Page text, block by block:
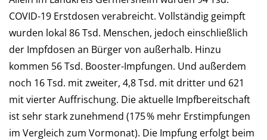
COVID-19 Erst­dosen verabreicht. Voll­stän­dig ge­impft
wurden lokal 86 Tsd. Men­schen, je­doch ein­schließ­lich
der Impf­do­sen an Bür­ger von außerhalb. Hinzu
kommen 56 Tsd. Booster-Impfungen. Und außer­dem
noch 16 Tsd. mit zwei­ter, 4,8 Tsd. mit drit­ter und 621
mit vier­ter Auf­frischung. Die aktu­elle Impf­be­reit­schaft
ist sehr stark zunehmend (175 % mehr Erst­imp­fun­gen
im Ver­gleich zum Vor­mo­nat). Die Imp­fung er­folgt beim